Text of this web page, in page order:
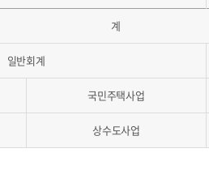
계
일반회계
국민주택사업
상수도사업